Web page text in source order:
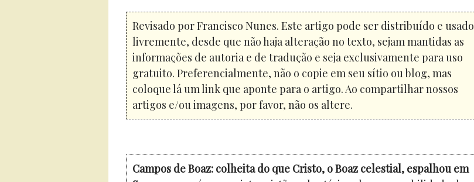
Revisado por Francisco Nunes. Este artigo pode ser distribuído e usado
livremente, desde que não haja alteração no texto, sejam mantidas as
informações de autoria e de tradução e seja exclusivamente para uso
gratuito. Preferencialmente, não o copie em seu sítio ou blog, mas
coloque lá um link que aponte para o artigo. Ao compartilhar nossos
artigos e/ou imagens, por favor, não os altere.
Campos de Boaz: colheita do que Cristo, o Boaz celestial, espalhou em